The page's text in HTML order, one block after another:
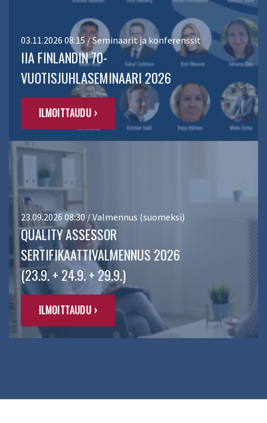
03.11.2026 08:15 / Seminaarit ja konferenssit
IIA FINLANDIN 70-
VUOTISJUHLASEMINAARI 2026
ILMOITTAUDU ›
23.09.2026 08:30 / Valmennus (suomeksi)
QUALITY ASSESSOR
SERTIFIKAATTIVALMENNUS 2026
(23.9. + 24.9. + 29.9.)
ILMOITTAUDU ›